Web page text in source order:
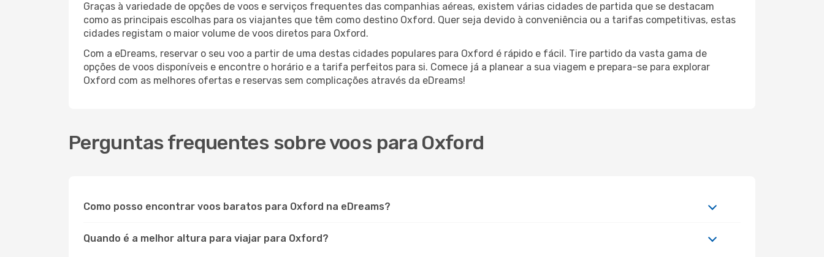
Graças à variedade de opções de voos e serviços frequentes das companhias aéreas, existem várias cidades de partida que se destacam
como as principais escolhas para os viajantes que têm como destino Oxford. Quer seja devido à conveniência ou a tarifas competitivas, estas
cidades registam o maior volume de voos diretos para Oxford.
Com a eDreams, reservar o seu voo a partir de uma destas cidades populares para Oxford é rápido e fácil. Tire partido da vasta gama de
opções de voos disponíveis e encontre o horário e a tarifa perfeitos para si. Comece já a planear a sua viagem e prepara-se para explorar
Oxford com as melhores ofertas e reservas sem complicações através da eDreams!
Perguntas frequentes sobre voos para Oxford
Como posso encontrar voos baratos para Oxford na eDreams?
Quando é a melhor altura para viajar para Oxford?